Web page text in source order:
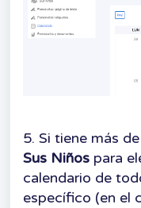
5. Si tiene más
Sus Niños para
calendario de
específico (en el